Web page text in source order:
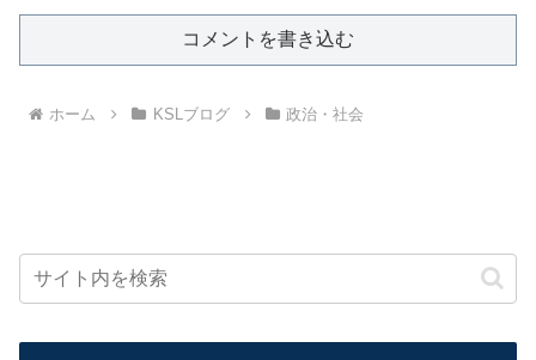
コメントを書き込む
ホーム KSLブログ 政治・社会